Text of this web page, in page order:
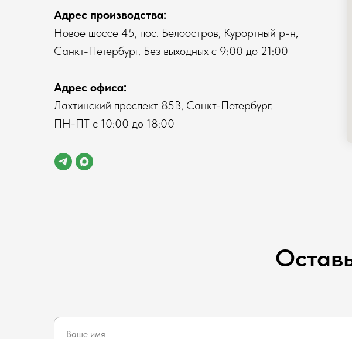
Адрес производства:
Новое шоссе 45, пос. Белоостров, Курортный р-н,
Санкт-Петербург. Без выходных с 9:00 до 21:00
Адрес офиса:
Лахтинский проспект 85В, Санкт-Петербург.
ПН-ПТ с 10:00 до 18:00